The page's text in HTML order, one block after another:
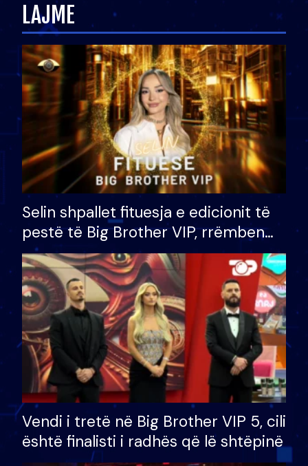
LAJME
Selin shpallet fituesja e edicionit të
pestë të Big Brother VIP, rrëmben
çmimin e madh prej 100 mijë eurosh
Vendi i tretë në Big Brother VIP 5, cili
është finalisti i radhës që lë shtëpinë